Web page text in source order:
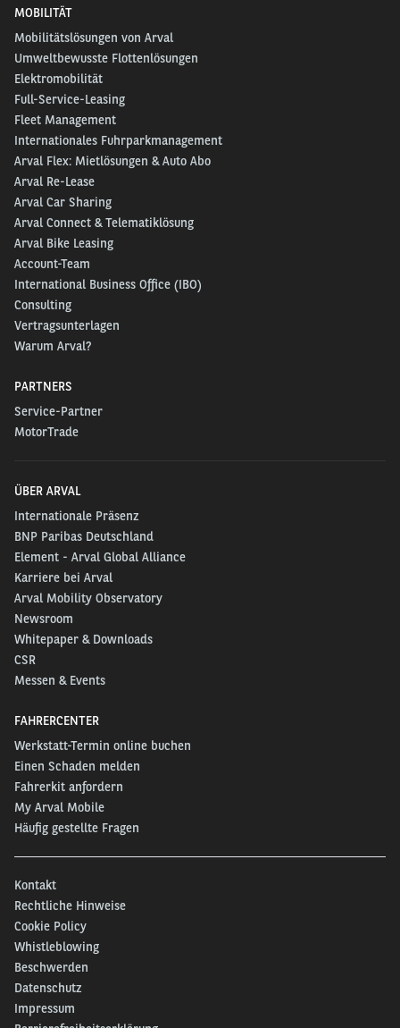
MOBILITÄT
Mobilitätslösungen von Arval
Umweltbewusste Flottenlösungen
Elektromobilität
Full-Service-Leasing
Fleet Management
Internationales Fuhrparkmanagement
Arval Flex: Mietlösungen & Auto Abo
Arval Re-Lease
Arval Car Sharing
Arval Connect & Telematiklösung
Arval Bike Leasing
Account-Team
International Business Office (IBO)
Consulting
Vertragsunterlagen
Warum Arval?
PARTNERS
Service-Partner
MotorTrade
ÜBER ARVAL
Internationale Präsenz
BNP Paribas Deutschland
Element - Arval Global Alliance
Karriere bei Arval
Arval Mobility Observatory
Newsroom
Whitepaper & Downloads
CSR
Messen & Events
FAHRERCENTER
Werkstatt-Termin online buchen
Einen Schaden melden
Fahrerkit anfordern
My Arval Mobile
Häufig gestellte Fragen
Kontakt
Rechtliche Hinweise
Cookie Policy
Whistleblowing
Beschwerden
Datenschutz
Impressum